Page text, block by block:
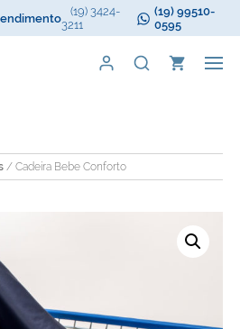
(19) 3424-
3211
(19) 99510-
0595
/ Cadeira Bebe Conforto